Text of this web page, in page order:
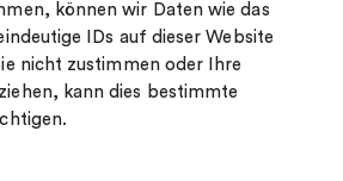
können wir Daten wie das
IDs auf dieser Website
nicht zustimmen oder Ihre
kann dies bestimmte